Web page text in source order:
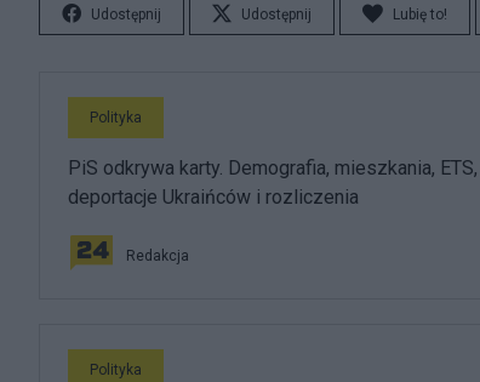
Udostępnij Udostępnij Lubię to!
Polityka
PiS odkrywa karty. Demografia, mieszkania, ETS,
deportacje Ukraińców i rozliczenia
Redakcja
Polityka